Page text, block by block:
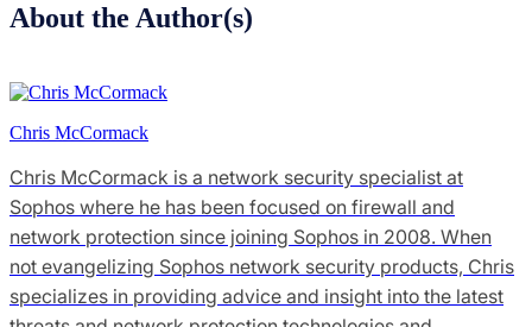
About the Author(s)
Chris McCormack
Chris McCormack is a network security specialist at
Sophos where he has been focused on firewall and
network protection since joining Sophos in 2008. When
not evangelizing Sophos network security products, Chris
specializes in providing advice and insight into the latest